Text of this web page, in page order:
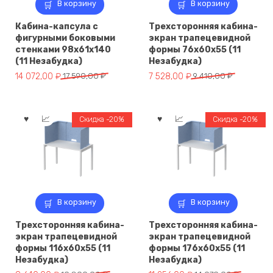
В корзину
Кабина-капсула с
фигурными боковыми
стенками 98х61х140
(11 Незабудка)
17 590,00₽
Первоначальная
590,00 ₽.
14 072,00 ₽
Текущая
072,00 ₽.
В корзину
Трехсторонняя кабина-
экран трапецевидной
формы 76х60х55 (11
Незабудка)
9 410,00₽
Первоначальная
410,00 ₽.
7 528,00 ₽
Текущая
528,00 ₽.
В корзину
Скидка -20%
Трехсторонняя кабина-
экран трапецевидной
формы 116х60х55 (11
Незабудка)
В корзину
Скидка -20%
Трехсторонняя кабина-
экран трапецевидной
формы 176х60х55 (11
Незабудка)